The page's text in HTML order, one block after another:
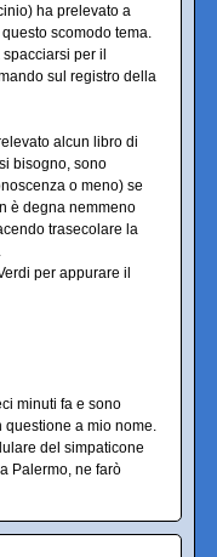
ha prelevato a
scomodo tema.
per il
sul registro della
alcun libro di
bisogno, sono
o meno) se
è degna nemmeno
trasecolare la
per appurare il
minuti fa e sono
a mio nome.
del simpaticone
Palermo, ne farò